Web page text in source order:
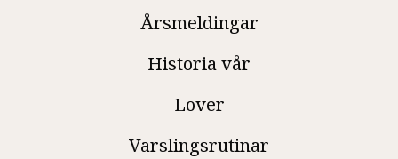
Årsmeldingar
Historia vår
Lover
Varslingsrutinar